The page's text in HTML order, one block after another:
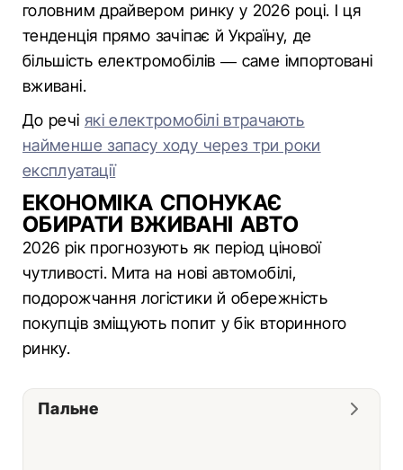
головним драйвером ринку у 2026 році. І ця
тенденція прямо зачіпає й Україну, де
більшість електромобілів — саме імпортовані
вживані.
До речі які електромобілі втрачають
найменше запасу ходу через три роки
експлуатації
ЕКОНОМІКА СПОНУКАЄ
ОБИРАТИ ВЖИВАНІ АВТО
2026 рік прогнозують як період цінової
чутливості. Мита на нові автомобілі,
подорожчання логістики й обережність
покупців зміщують попит у бік вторинного
ринку.
Пальне